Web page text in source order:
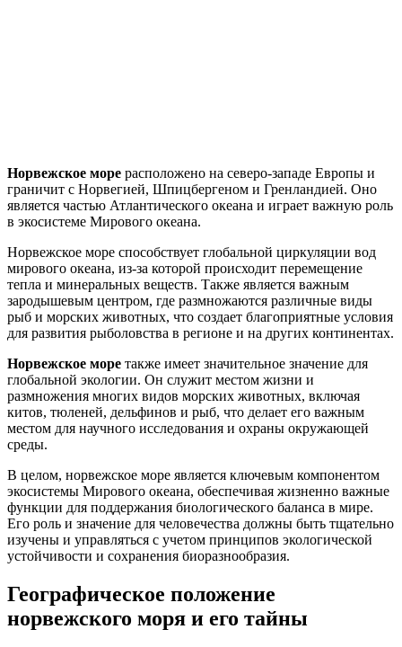
Норвежское море расположено на северо-западе Европы и
граничит с Норвегией, Шпицбергеном и Гренландией. Оно
является частью Атлантического океана и играет важную роль
в экосистеме Мирового океана.
Норвежское море способствует глобальной циркуляции вод
мирового океана, из-за которой происходит перемещение
тепла и минеральных веществ. Также является важным
зародышевым центром, где размножаются различные виды
рыб и морских животных, что создает благоприятные условия
для развития рыболовства в регионе и на других континентах.
Норвежское море также имеет значительное значение для
глобальной экологии. Он служит местом жизни и
размножения многих видов морских животных, включая
китов, тюленей, дельфинов и рыб, что делает его важным
местом для научного исследования и охраны окружающей
среды.
В целом, норвежское море является ключевым компонентом
экосистемы Мирового океана, обеспечивая жизненно важные
функции для поддержания биологического баланса в мире.
Его роль и значение для человечества должны быть тщательно
изучены и управляться с учетом принципов экологической
устойчивости и сохранения биоразнообразия.
Географическое положение
норвежского моря и его тайны